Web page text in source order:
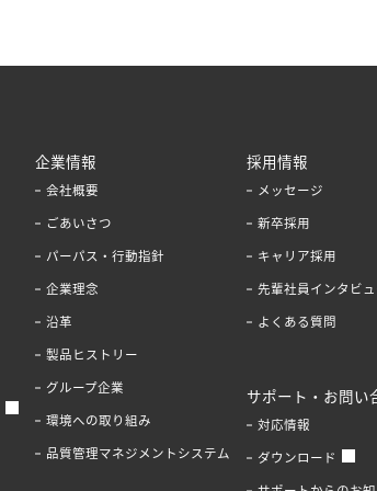
企業情報
会社概要
ごあいさつ
パーパス・行動指針
企業理念
沿革
製品ヒストリー
グループ企業
環境への取り組み
品質管理マネジメントシステム
採用情報
メッセージ
新卒採用
キャリア採用
先輩社員インタビ
よくある質問
サポート・お問い
対応情報
ダウンロード